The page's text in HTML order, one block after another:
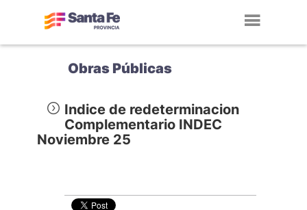
Obras Públicas
Indice de redeterminacion
Complementario INDEC
Noviembre 25